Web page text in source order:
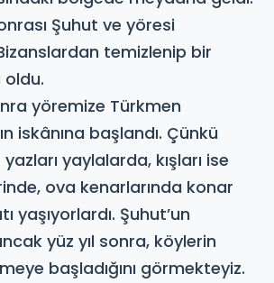
Şuhut ve yöresi
temizlenip bir
oldu.
yöremize Türkmen
iskânına başlandı. Çünkü
yaylalarda, kışları ise
ova kenarlarında konar
yaşıyorlardı. Şuhut’un
yüz yıl sonra, köylerin
başladığını görmekteyiz.